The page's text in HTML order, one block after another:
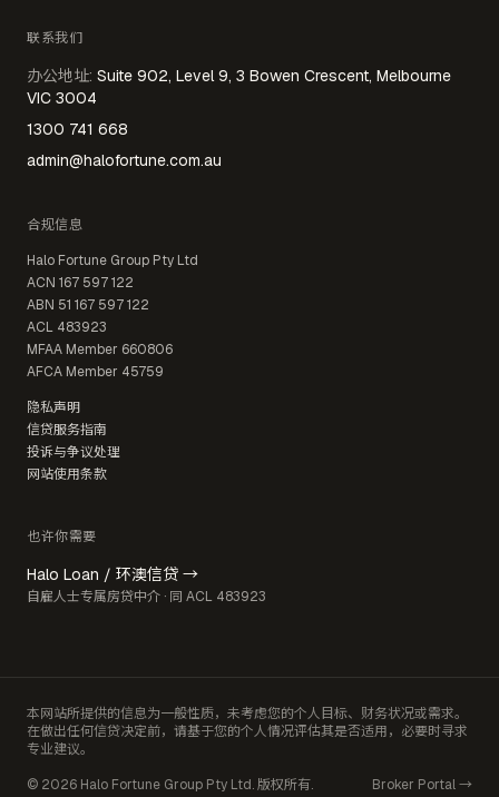
联系我们
办公地址: Suite 902, Level 9, 3 Bowen Crescent, Melbourne
VIC 3004
1300 741 668
admin@halofortune.com.au
合规信息
Halo Fortune Group Pty Ltd
ACN 167 597 122
ABN 51 167 597 122
ACL 483923
MFAA Member 660806
AFCA Member 45759
隐私声明
信贷服务指南
投诉与争议处理
网站使用条款
也许你需要
Halo Loan / 环澳信贷 →
自雇人士专属房贷中介 · 同 ACL 483923
本网站所提供的信息为一般性质，未考虑您的个人目标、财务状况或需求。
在做出任何信贷决定前，请基于您的个人情况评估其是否适用，必要时寻求
专业建议。
© 2026 Halo Fortune Group Pty Ltd. 版权所有.
Broker Portal →